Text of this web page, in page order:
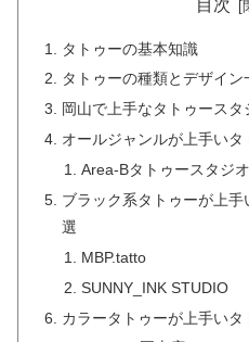
目次
タトゥーの基本知識
タトゥーの種類とデザイン
岡山で上手なタトゥースタ
オールジャンルが上手い
Area-Bタトゥースタジオ
ブラック系タトゥーが上
選
MBP.tatto
SUNNY_INK STUDIO
カラータトゥーが上手い